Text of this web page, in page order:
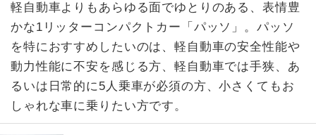
軽自動車よりもあらゆる面でゆとりのある、表情豊
かな1リッターコンパクトカー「パッソ」。パッソ
を特におすすめしたいのは、軽自動車の安全性能や
動力性能に不安を感じる方、軽自動車では手狭、あ
るいは日常的に5人乗車が必須の方、小さくてもお
しゃれな車に乗りたい方です。